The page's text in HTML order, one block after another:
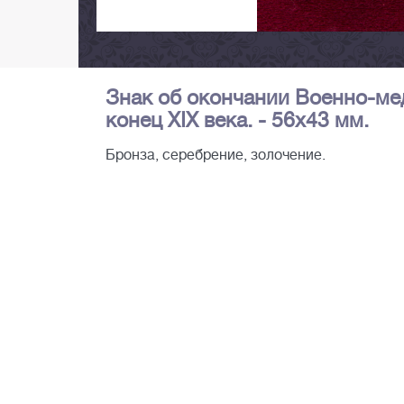
Знак об окончании Военно-
конец XIX века. - 56х43 мм.
Бронза, серебрение, золочение.